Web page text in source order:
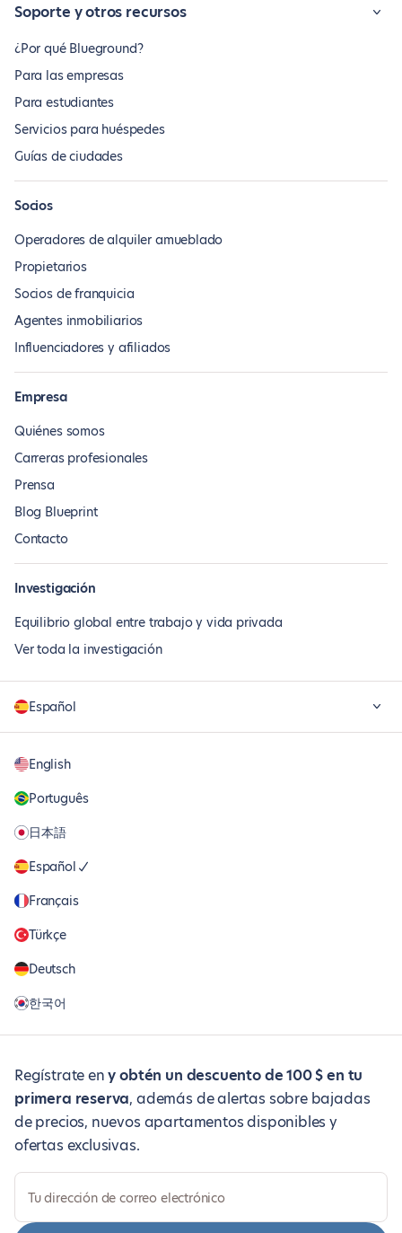
Soporte y otros recursos
¿Por qué Blueground?
Para las empresas
Para estudiantes
Servicios para huéspedes
Guías de ciudades
Socios
Operadores de alquiler amueblado
Propietarios
Socios de franquicia
Agentes inmobiliarios
Influenciadores y afiliados
Empresa
Quiénes somos
Carreras profesionales
Prensa
Blog Blueprint
Contacto
Investigación
Equilibrio global entre trabajo y vida privada
Ver toda la investigación
Español
English
Português
日本語
Español
Français
Türkçe
Deutsch
한국어
Regístrate eny obtén un descuento de 100 $ en tu
primera reserva, además de alertas sobre bajadas
de precios, nuevos apartamentos disponibles y
ofertas exclusivas.
Tu dirección de correo electrónico